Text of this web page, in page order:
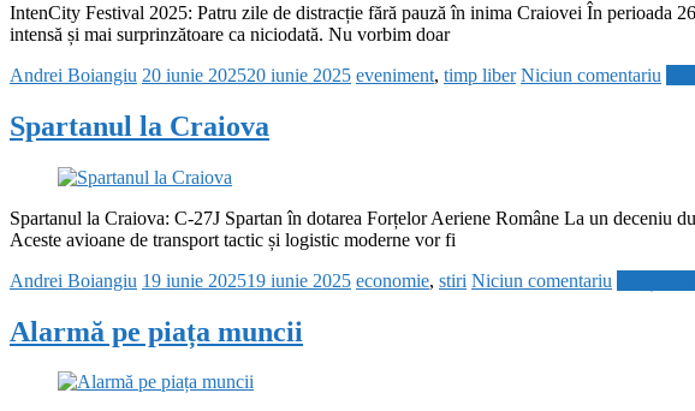
IntenCity Festival 2025: Patru zile de distracție fără pauză în inima Craiovei În perioada
intensă și mai surprinzătoare ca niciodată. Nu vorbim doar
Andrei Boiangiu 20 iunie 202520 iunie 2025 eveniment, timp liber Niciun comentariu
Spartanul la Craiova
Spartanul la Craiova: C‑27J Spartan în dotarea Forțelor Aeriene Române La un deceniu
Aceste avioane de transport tactic și logistic moderne vor fi
Andrei Boiangiu 19 iunie 202519 iunie 2025 economie, stiri Niciun comentariu
Alarmă pe piața muncii